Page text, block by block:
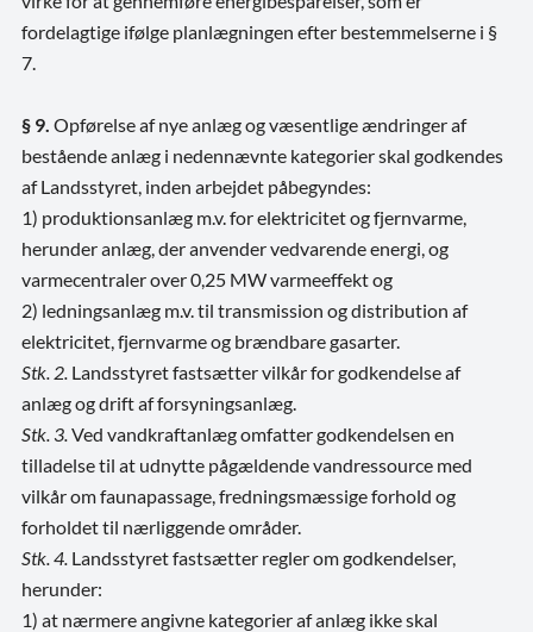
fordelagtige ifølge planlægningen efter bestemmelserne i §
7.
§ 9. Opførelse af nye anlæg og væsentlige ændringer af
bestående anlæg i nedennævnte kategorier skal godkendes
af Landsstyret, inden arbejdet påbegyndes:
1) produktionsanlæg m.v. for elektricitet og fjernvarme,
herunder anlæg, der anvender vedvarende energi, og
varmecentraler over 0,25 MW varmeeffekt og
2) ledningsanlæg m.v. til transmission og distribution af
elektricitet, fjernvarme og brændbare gasarter.
Stk. 2. Landsstyret fastsætter vilkår for godkendelse af
anlæg og drift af forsyningsanlæg.
Stk. 3. Ved vandkraftanlæg omfatter godkendelsen en
tilladelse til at udnytte pågældende vandressource med
vilkår om faunapassage, fredningsmæssige forhold og
forholdet til nærliggende områder.
Stk. 4. Landsstyret fastsætter regler om godkendelser,
herunder:
1) at nærmere angivne kategorier af anlæg ikke skal